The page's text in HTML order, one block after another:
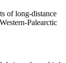
of long‐distance